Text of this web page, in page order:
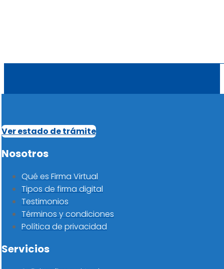
Ver estado de trámite
Nosotros
Qué es Firma Virtual
Tipos de firma digital
Testimonios
Términos y condiciones
Política de privacidad
Servicios